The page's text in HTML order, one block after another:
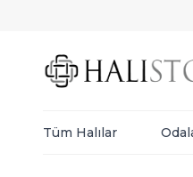
Tüm Halılar